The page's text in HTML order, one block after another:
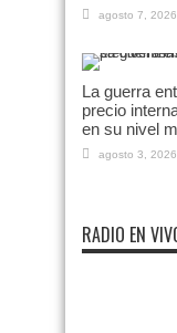
agosto 7, 2026
La guerra
precio
en su nivel
agosto 3, 2026
RADIO EN